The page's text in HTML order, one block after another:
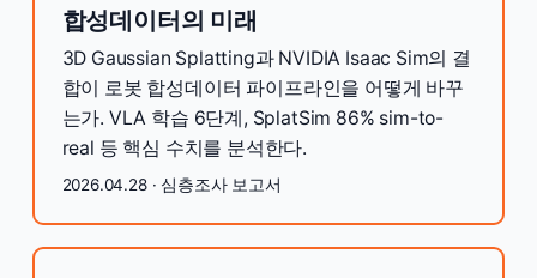
합성데이터의 미래
3D Gaussian Splatting과 NVIDIA Isaac Sim의 결
합이 로봇 합성데이터 파이프라인을 어떻게 바꾸
는가. VLA 학습 6단계, SplatSim 86% sim-to-
real 등 핵심 수치를 분석한다.
2026.04.28 · 심층조사 보고서